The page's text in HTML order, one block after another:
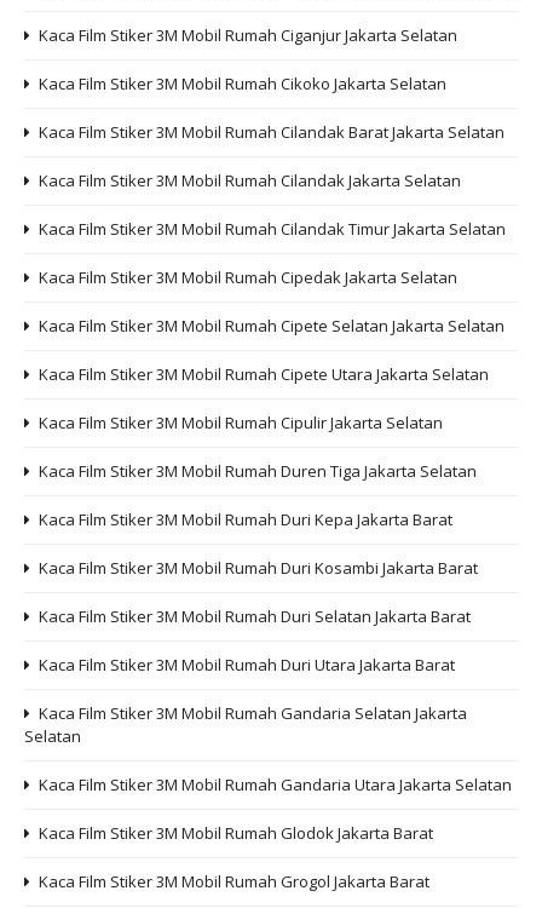
Kaca Film Stiker 3M Mobil Rumah Ciganjur Jakarta Selatan
Kaca Film Stiker 3M Mobil Rumah Cikoko Jakarta Selatan
Kaca Film Stiker 3M Mobil Rumah Cilandak Barat Jakarta Selatan
Kaca Film Stiker 3M Mobil Rumah Cilandak Jakarta Selatan
Kaca Film Stiker 3M Mobil Rumah Cilandak Timur Jakarta Selatan
Kaca Film Stiker 3M Mobil Rumah Cipedak Jakarta Selatan
Kaca Film Stiker 3M Mobil Rumah Cipete Selatan Jakarta Selatan
Kaca Film Stiker 3M Mobil Rumah Cipete Utara Jakarta Selatan
Kaca Film Stiker 3M Mobil Rumah Cipulir Jakarta Selatan
Kaca Film Stiker 3M Mobil Rumah Duren Tiga Jakarta Selatan
Kaca Film Stiker 3M Mobil Rumah Duri Kepa Jakarta Barat
Kaca Film Stiker 3M Mobil Rumah Duri Kosambi Jakarta Barat
Kaca Film Stiker 3M Mobil Rumah Duri Selatan Jakarta Barat
Kaca Film Stiker 3M Mobil Rumah Duri Utara Jakarta Barat
Kaca Film Stiker 3M Mobil Rumah Gandaria Selatan Jakarta
Selatan
Kaca Film Stiker 3M Mobil Rumah Gandaria Utara Jakarta Selatan
Kaca Film Stiker 3M Mobil Rumah Glodok Jakarta Barat
Kaca Film Stiker 3M Mobil Rumah Grogol Jakarta Barat